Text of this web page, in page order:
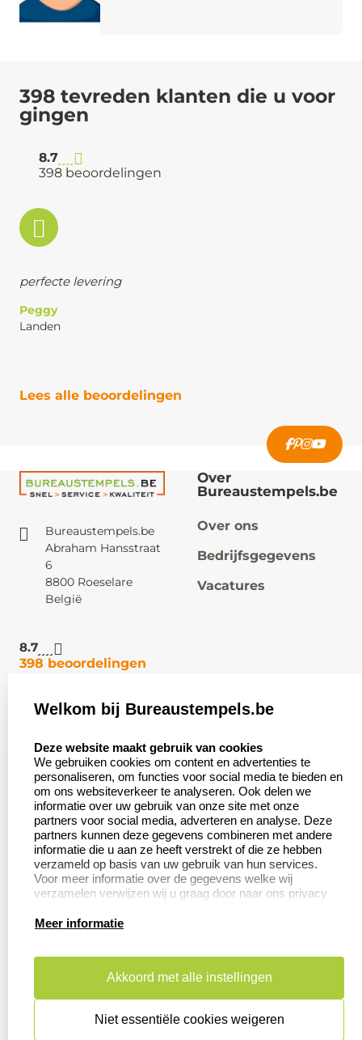
398 tevreden klanten die u voor
gingen
8.7
398 beoordelingen
perfecte levering
Peggy
Landen
Lees alle beoordelingen
Bureaustempels.be
Abraham Hansstraat
6
8800 Roeselare
België
8.7
398 beoordelingen
Over
Bureaustempels.be
Over ons
Bedrijfsgegevens
Vacatures
Klantenservice:
Contact
Veel gestelde vragen
Retourneren
Herroepingsrecht
Zakelijk:
Aanvraag op maat
Wederverkoper
worden
Betaling &
Verzending
Productinformatie:
Aanleverspecificaties
Instructie voor
Safety Sheets
Sitemap
Welkom bij Bureaustempels.be
Deze website maakt gebruik van cookies
We gebruiken cookies om content en advertenties te
personaliseren, om functies voor social media te bieden en
om ons websiteverkeer te analyseren. Ook delen we
informatie over uw gebruik van onze site met onze
partners voor social media, adverteren en analyse. Deze
partners kunnen deze gegevens combineren met andere
informatie die u aan ze heeft verstrekt of die ze hebben
verzameld op basis van uw gebruik van hun services.
Voor meer informatie over de gegevens welke wij
verzamelen verwijzen wij u graag door naar ons privacy
Meer informatie
Akkoord met alle instellingen
Niet essentiële cookies weigeren